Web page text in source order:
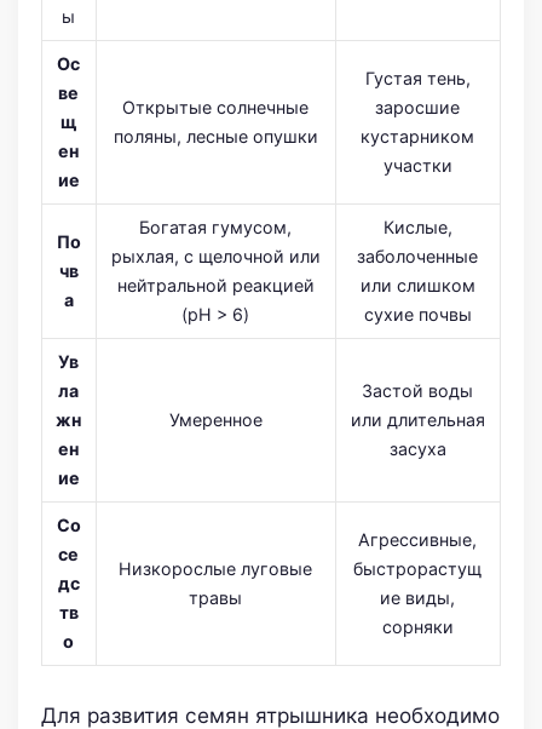
ы
Ос
ве
щ
ен
ие
Открытые солнечные
поляны, лесные опушки
Густая тень,
заросшие
кустарником
участки
По
чв
а
Богатая гумусом,
рыхлая, с щелочной или
нейтральной реакцией
(pH > 6)
Кислые,
заболоченные
или слишком
сухие почвы
Ув
ла
жн
ен
ие
Умеренное
Застой воды
или длительная
засуха
Со
се
дс
тв
о
Низкорослые луговые
травы
Агрессивные,
быстрорастущ
ие виды,
сорняки
Для развития семян ятрышника необходимо